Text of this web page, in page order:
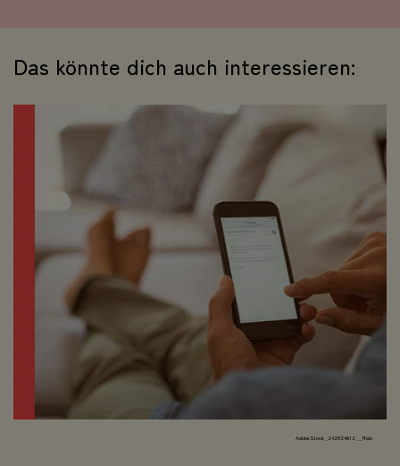
Das könnte dich auch interessieren:
AdobeStock_242824612__Rido